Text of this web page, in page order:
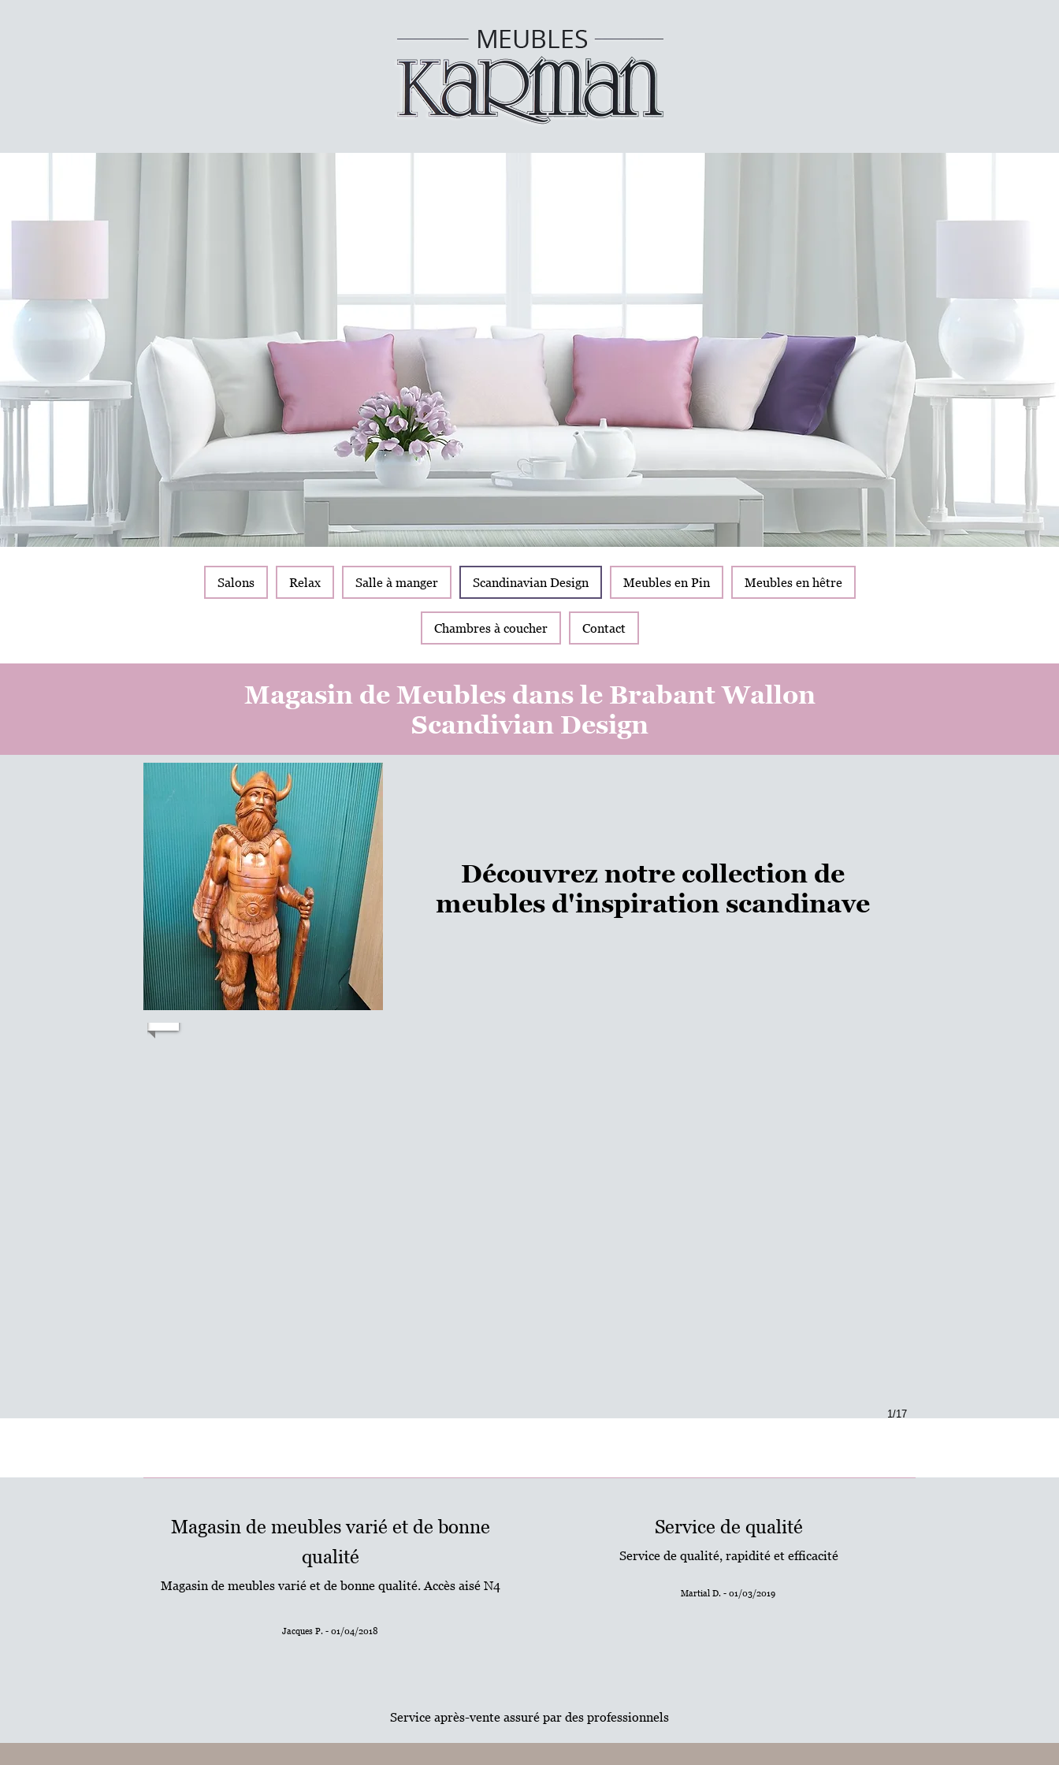
Salons Relax Salle à manger Scandinavian Design Meubles en Pin Meubles en hêtre
Chambres à coucher Contact
Magasin de Meubles dans le Brabant Wallon
Scandivian Design
Découvrez notre collection de
meubles d'inspiration scandinave
1/17
Magasin de meubles varié et de bonne
qualité
Magasin de meubles varié et de bonne qualité. Accès aisé N4
Jacques P. - 01/04/2018
Service de qualité
Service de qualité, rapidité et efficacité
Martial D. - 01/03/2019
Service après-vente assuré par des professionnels